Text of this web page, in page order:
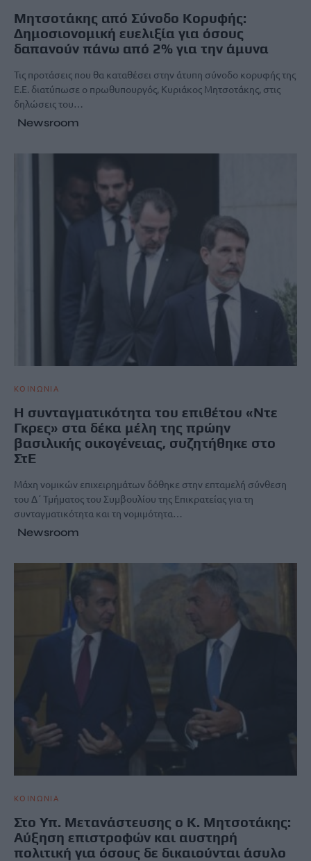
Μητσοτάκης από Σύνοδο Κορυφής:
Δημοσιονομική ευελιξία για όσους
δαπανούν πάνω από 2% για την άμυνα
Τις προτάσεις που θα καταθέσει στην άτυπη σύνοδο κορυφής της
Ε.Ε. διατύπωσε ο πρωθυπουργός, Κυριάκος Μητσοτάκης, στις
δηλώσεις του…
Newsroom
ΚΟΙΝΩΝΙΑ
Η συνταγματικότητα του επιθέτου «Ντε
Γκρες» στα δέκα μέλη της πρώην
βασιλικής οικογένειας, συζητήθηκε στο
ΣτΕ
Μάχη νομικών επιχειρημάτων δόθηκε στην επταμελή σύνθεση
του Δ΄ Τμήματος του Συμβουλίου της Επικρατείας για τη
συνταγματικότητα και τη νομιμότητα…
Newsroom
ΚΟΙΝΩΝΙΑ
Στο Υπ. Μετανάστευσης ο Κ. Μητσοτάκης:
Αύξηση επιστροφών και αυστηρή
πολιτική για όσους δε δικαιούνται άσυλο